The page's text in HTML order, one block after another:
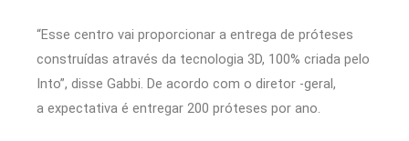
“Esse centro vai proporcionar a entrega de próteses
construídas através da tecnologia 3D, 100% criada pelo
Into”, disse Gabbi. De acordo com o diretor -geral,
a expectativa é entregar 200 próteses por ano.